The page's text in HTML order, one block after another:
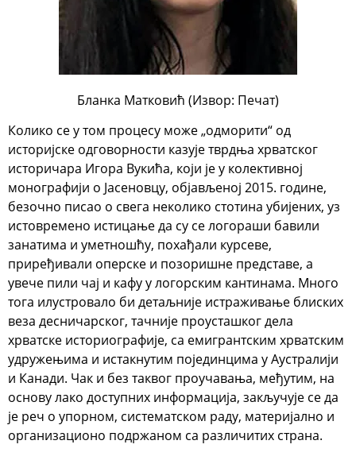
Бланка Матковић (Извор: Печат)
Колико се у том процесу може „одморити“ од
историјске одговорности казује тврдња хрватског
историчара Игора Вукића, који је у колективној
монографији о Јасеновцу, објављеној 2015. године,
безочно писао о свега неколико стотина убијених, уз
истовремено истицање да су се логораши бавили
занатима и уметношћу, похађали курсеве,
приређивали оперске и позоришне представе, а
увече пили чај и кафу у логорским кантинама. Много
тога илустровало би детаљније истраживање блиских
веза десничарског, тачније проусташког дела
хрватске историографије, са емигрантским хрватским
удружењима и истакнутим појединцима у Аустралији
и Канади. Чак и без таквог проучавања, међутим, на
основу лако доступних информација, закључује се да
је реч о упорном, систематском раду, материјално и
организационо подржаном са различитих страна.